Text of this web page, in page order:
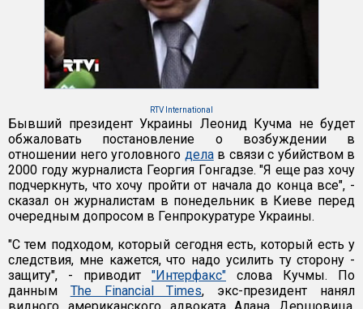
RTV International
Бывший президент Украины Леонид Кучма не будет
обжаловать постановление о возбуждении в
отношении него уголовного делав связи с убийством в
2000 году журналиста Георгия Гонгадзе. "Я еще раз хочу
подчеркнуть, что хочу пройти от начала до конца все", -
сказал он журналистам в понедельник в Киеве перед
очередным допросом в Генпрокуратуре Украины.
"С тем подходом, который сегодня есть, который есть у
следствия, мне кажется, что надо усилить ту сторону -
защиту", - приводит "Интерфакс" слова Кучмы. По
данным The Financial Times, экс-президент нанял
видного американского адвоката Алана Дершовица.